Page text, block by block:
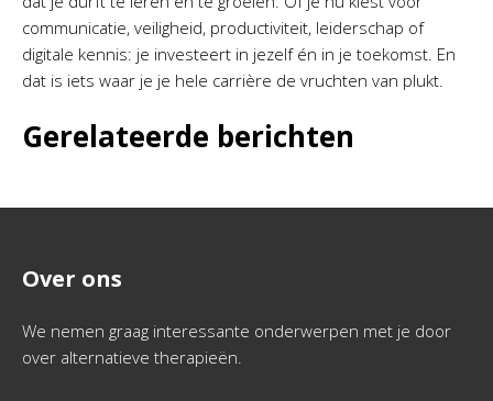
communicatie, veiligheid, productiviteit, leiderschap of
digitale kennis: je investeert in jezelf én in je toekomst. En
dat is iets waar je je hele carrière de vruchten van plukt.
Gerelateerde berichten
Over ons
We nemen graag interessante onderwerpen met je door
over alternatieve therapieën.